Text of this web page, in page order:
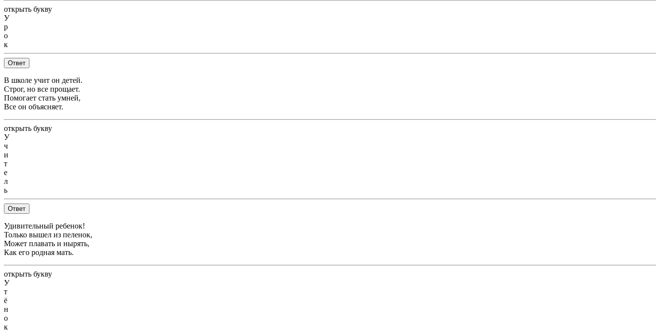
открыть букву
У
р
о
к
Ответ
В школе учит он детей.
Строг, но все прощает.
Помогает стать умней,
Все он объясняет.
открыть букву
У
ч
и
т
е
л
ь
Ответ
Удивительный ребенок!
Только вышел из пеленок,
Может плавать и нырять,
Как его родная мать.
открыть букву
У
т
ё
н
о
к